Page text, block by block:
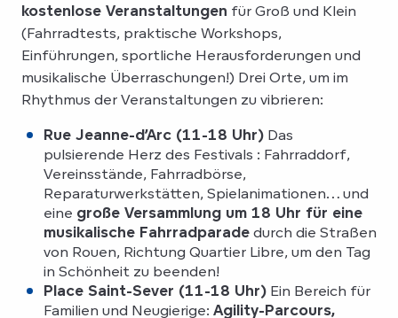
kostenlose Veranstaltungen für Groß und Klein
(Fahrradtests, praktische Workshops,
Einführungen, sportliche Herausforderungen und
musikalische Überraschungen!) Drei Orte, um im
Rhythmus der Veranstaltungen zu vibrieren:
Rue Jeanne-d’Arc (11-18 Uhr)Das
pulsierende Herz des Festivals : Fahrraddorf,
Vereinsstände, Fahrradbörse,
Reparaturwerkstätten, Spielanimationen… und
eine große Versammlung um 18 Uhr für eine
musikalische Fahrradparadedurch die Straßen
von Rouen, Richtung Quartier Libre, um den Tag
in Schönheit zu beenden!
Place Saint-Sever (11-18 Uhr)Ein Bereich für
Familien und Neugierige: Agility-Parcours,